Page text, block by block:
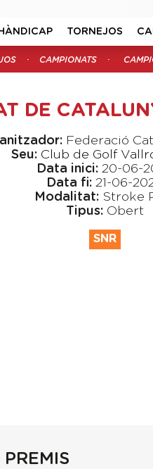
TORNEJOS
CAMPIONATS
DE
Federació
Seu: Club de Golf
Data inici: 20-06-
Data fi: 21-06-
Modalitat: Stroke
Tipus: Obert
SNR
PREMIS